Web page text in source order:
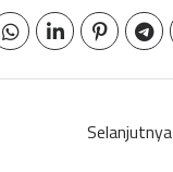
Selanjutnya